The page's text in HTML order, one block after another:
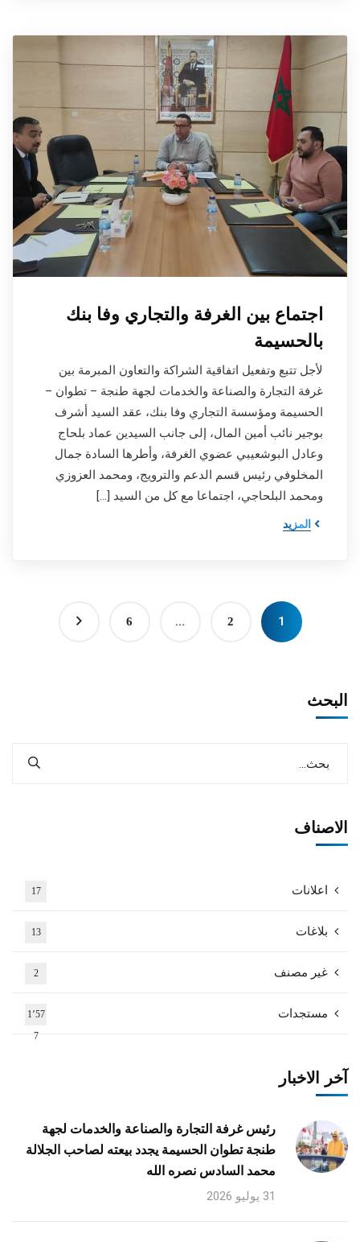
اجتماع بين الغرفة والتجاري وفا بنك
بالحسيمة
لأجل تتبع وتفعيل اتفاقية الشراكة والتعاون المبرمة بين
غرفة التجارة والصناعة والخدمات لجهة طنجة – تطوان –
الحسيمة ومؤسسة التجاري وفا بنك، عقد السيد أشرف
بوجير نائب أمين المال، إلى جانب السيدين عماد بلحاج
وعادل البوشعيبي عضوي الغرفة، وأطرها السادة جمال
المخلوفي رئيس قسم الدعم والترويج، ومحمد العزوزي
ومحمد البلحاجي، اجتماعا مع كل من السيد […]
المزيد
1
2
…
6
البحث
الاصناف
اعلانات 17
بلاغات 13
غير مصنف 2
مستجدات
1٬57
7
آخر الاخبار
رئيس غرفة التجارة والصناعة والخدمات لجهة
طنجة تطوان الحسيمة يجدد بيعته لصاحب الجلالة
محمد السادس نصره الله
31 يوليو 2026